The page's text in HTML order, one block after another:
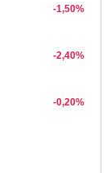
-1,50%
-2,40%
-0,20%